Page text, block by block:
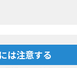
は注意する